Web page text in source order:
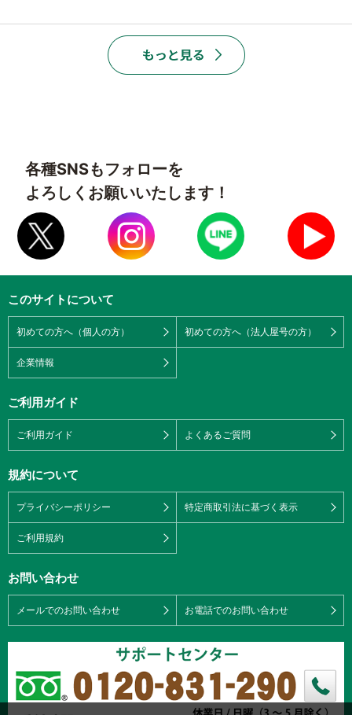
各種SNSもフォローを
よろしくお願いいたします！
このサイトについて
初めての方へ（個人の方） 初めての方へ（法人屋号の方）
企業情報
ご利用ガイド
ご利用ガイド よくあるご質問
規約について
プライバシーポリシー 特定商取引法に基づく表示
ご利用規約
お問い合わせ
メールでのお問い合わせ お電話でのお問い合わせ